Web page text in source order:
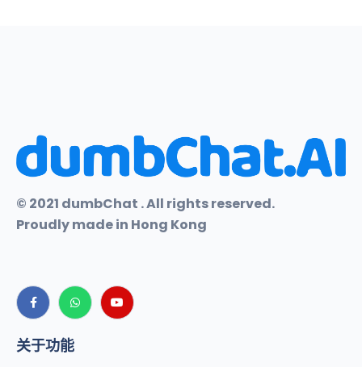
© 2021 dumbChat . All rights reserved.
Proudly made in Hong Kong
关于功能